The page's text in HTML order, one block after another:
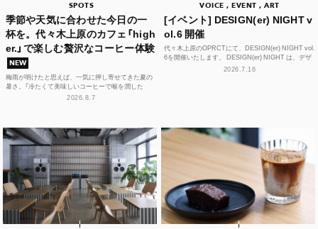
SPOTS
季節や天気に合わせた今日の一
杯を。代々木上原のカフェ「high
er.」で楽しむ贅沢なコーヒー体験
NEW
梅雨が明けたと思えば、一気に押し寄せてきた夏の
暑さ。「冷たくて美味しいコーヒーで喉を潤した
い！」そんな思いを叶えてくれるカフェが、この夏、
2026.8.7
VOICE , EVENT , ART
[イベント] DESIGN(er) NIGHT v
ol.6 開催
代々木上原のOPRCTにて、DESIGN(er) NIGHT vol.
6を開催いたします。 DESIGN(er) NIGHT は、デザ
イナー、デザインに...2026.7.16